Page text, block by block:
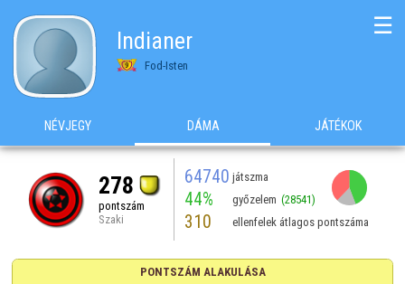
Indianer
Fod-Isten
☰
NÉVJEGY DÁMA JÁTÉKOK
278
pontszám
Szaki
64740 játszma
44% győzelem (28541)
310 ellenfelek átlagos pontszáma
PONTSZÁM ALAKULÁSA